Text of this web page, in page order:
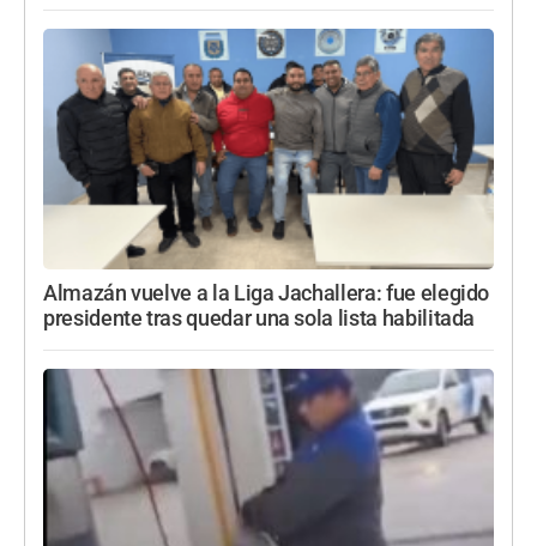
Almazán vuelve a la Liga Jachallera: fue elegido
presidente tras quedar una sola lista habilitada